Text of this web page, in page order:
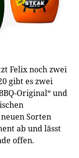
Felix noch zwei
gibt es zwei
Original“ und
Sorten
ab und lässt
offen.